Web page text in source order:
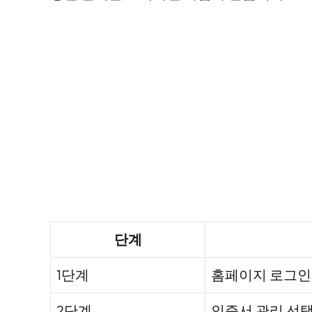
단계
1단계 홈페이지 로그인